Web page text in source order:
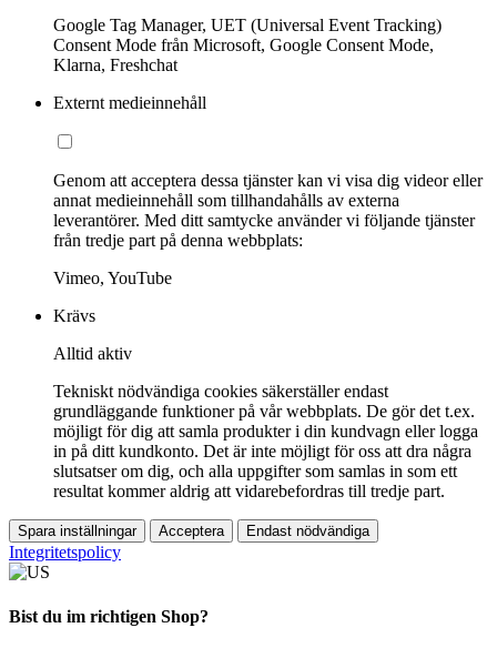
Google Tag Manager, UET (Universal Event Tracking)
Consent Mode från Microsoft, Google Consent Mode,
Klarna, Freshchat
Externt medieinnehåll
Genom att acceptera dessa tjänster kan vi visa dig videor eller
annat medieinnehåll som tillhandahålls av externa
leverantörer. Med ditt samtycke använder vi följande tjänster
från tredje part på denna webbplats:
Vimeo, YouTube
Krävs
Alltid aktiv
Tekniskt nödvändiga cookies säkerställer endast
grundläggande funktioner på vår webbplats. De gör det t.ex.
möjligt för dig att samla produkter i din kundvagn eller logga
in på ditt kundkonto. Det är inte möjligt för oss att dra några
slutsatser om dig, och alla uppgifter som samlas in som ett
resultat kommer aldrig att vidarebefordras till tredje part.
Spara inställningar Acceptera Endast nödvändiga
Integritetspolicy
Bist du im richtigen Shop?